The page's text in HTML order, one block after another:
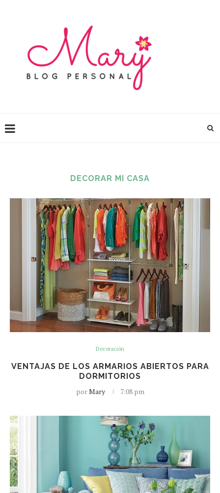
DECORAR MI CASA
Decoración
VENTAJAS DE LOS ARMARIOS ABIERTOS PARA
DORMITORIOS
porMary 7:08 pm